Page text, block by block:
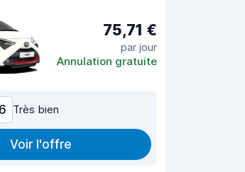
75,71 €
par jour
Annulation gratuite
Très bien
Voir l'offre